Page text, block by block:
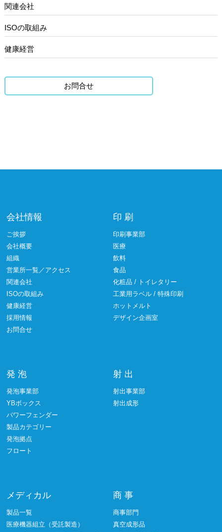
関連会社
ISOの取組み
健康経営
お問合せ
会社情報
ご挨拶
会社概要
組織
営業所一覧／アクセス
関連会社
ISOの取組み
健康経営
採用情報
お問合せ
印 刷
印刷事業部
医療
飲料
食品
化粧品 / トイレタリー
工業用ラベル / 特殊印刷
ホットメルト
デザイン企画室
発 泡
発泡事業部
YBボックス
パワーフェンダー
製品カテゴリー
発泡拠点
フロート
射 出
射出事業部
射出成形
メディカル
製品一覧
医療機器組立（受託製造）
商 事
商事部門
真空成形品